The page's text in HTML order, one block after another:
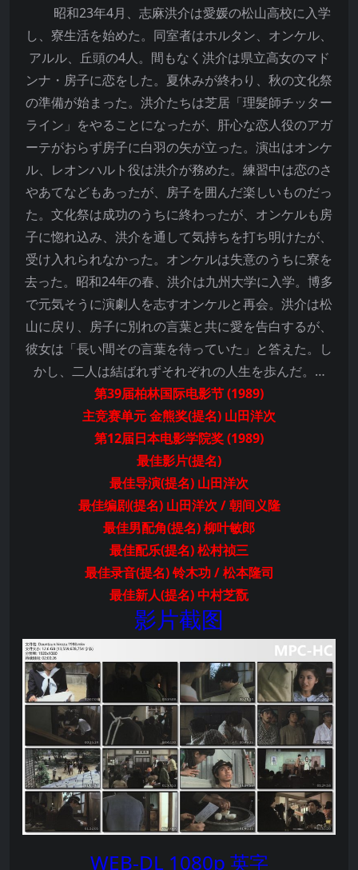
昭和23年4月、志麻洪介は愛媛の松山高校に入学
し、寮生活を始めた。同室者はホルタン、オンケル、
アルル、丘頭の4人。間もなく洪介は県立高女のマド
ンナ・房子に恋をした。夏休みが終わり、秋の文化祭
の準備が始まった。洪介たちは芝居「理髪師チッター
ライン」をやることになったが、肝心な恋人役のアガ
ーテがおらず房子に白羽の矢が立った。演出はオンケ
ル、レオンハルト役は洪介が務めた。練習中は恋のさ
やあてなどもあったが、房子を囲んだ楽しいものだっ
た。文化祭は成功のうちに終わったが、オンケルも房
子に惚れ込み、洪介を通して気持ちを打ち明けたが、
受け入れられなかった。オンケルは失意のうちに寮を
去った。昭和24年の春、洪介は九州大学に入学。博多
で元気そうに演劇人を志すオンケルと再会。洪介は松
山に戻り、房子に別れの言葉と共に愛を告白するが、
彼女は「長い間その言葉を待っていた」と答えた。し
かし、二人は結ばれずそれぞれの人生を歩んだ。…
第39届柏林国际电影节 (1989)
主竞赛单元 金熊奖(提名) 山田洋次
第12届日本电影学院奖 (1989)
最佳影片(提名)
最佳导演(提名) 山田洋次
最佳编剧(提名) 山田洋次 / 朝间义隆
最佳男配角(提名) 柳叶敏郎
最佳配乐(提名) 松村祯三
最佳录音(提名) 铃木功 / 松本隆司
最佳新人(提名) 中村芝翫
影片截图
WEB-DL 1080p 英字